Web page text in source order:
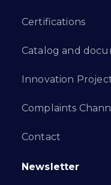
Certifications
Catalog and
Innovation
Complaints
Contact
Newsletter